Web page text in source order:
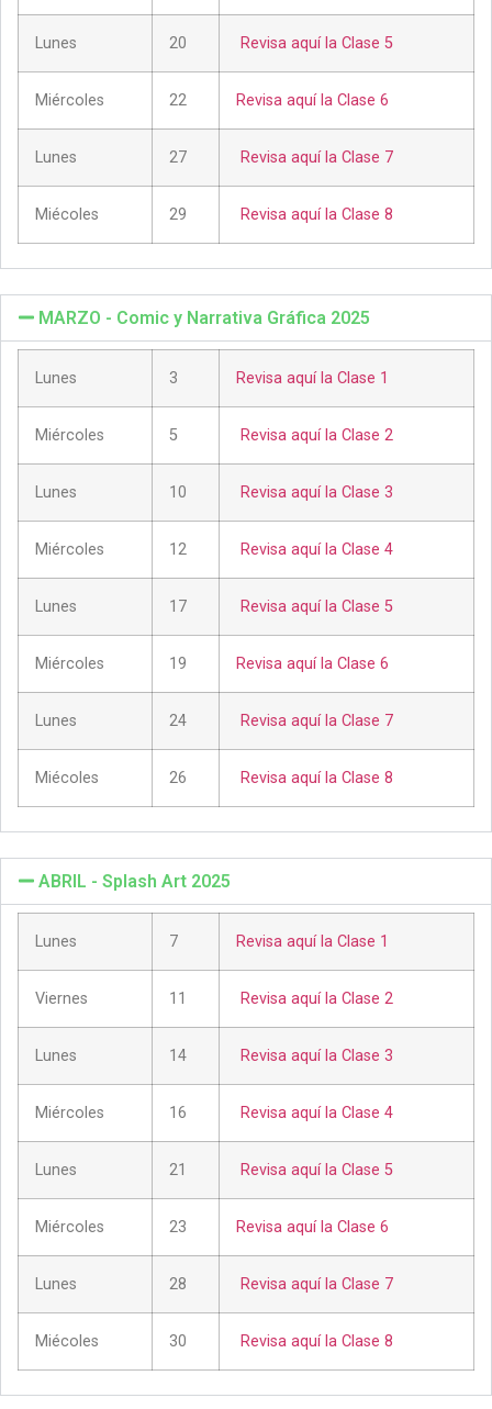
Lunes 20 Revisa aquí la Clase 5
Miércoles 22 Revisa aquí la Clase 6
Lunes 27 Revisa aquí la Clase 7
Miécoles 29 Revisa aquí la Clase 8
MARZO - Comic y Narrativa Gráfica 2025
Lunes 3 Revisa aquí la Clase 1
Miércoles 5 Revisa aquí la Clase 2
Lunes 10 Revisa aquí la Clase 3
Miércoles 12 Revisa aquí la Clase 4
Lunes 17 Revisa aquí la Clase 5
Miércoles 19 Revisa aquí la Clase 6
Lunes 24 Revisa aquí la Clase 7
Miécoles 26 Revisa aquí la Clase 8
ABRIL - Splash Art 2025
Lunes 7 Revisa aquí la Clase 1
Viernes 11 Revisa aquí la Clase 2
Lunes 14 Revisa aquí la Clase 3
Miércoles 16 Revisa aquí la Clase 4
Lunes 21 Revisa aquí la Clase 5
Miércoles 23 Revisa aquí la Clase 6
Lunes 28 Revisa aquí la Clase 7
Miécoles 30 Revisa aquí la Clase 8